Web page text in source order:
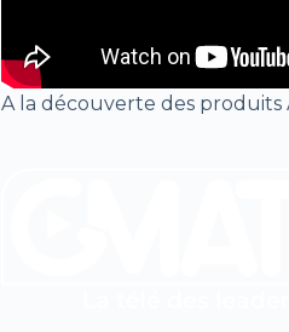
A la découverte des produits